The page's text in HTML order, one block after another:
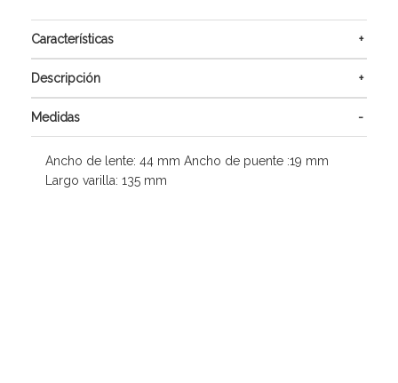
Características
Descripción
Medidas
Ancho de lente: 44 mm Ancho de puente :19 mm
Largo varilla: 135 mm